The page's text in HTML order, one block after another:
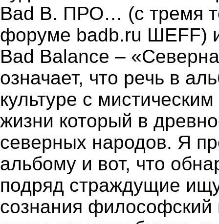
Bad B. ПРО… (с тремя
форуме badb.ru ШЕFF)
Bad Balance –
означает, что речь в
культуре с
жизни который в
северных народов. Я
альбому и вот, что
подряд страждущие
сознания